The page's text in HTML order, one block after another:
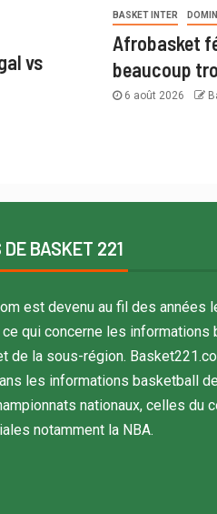
vs
BASKET INTER
Afrobasket
beaucoup
6 août 2026
DE BASKET 221
est devenu au fil des années
qui concerne les informations
de la sous-région.
les informations basketball
nationaux, celles du
notamment la NBA.